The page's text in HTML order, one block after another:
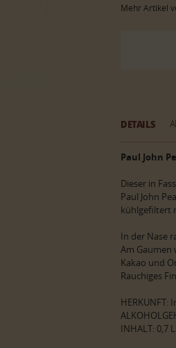
Mehr Artikel
DETAILS
Paul John
Dieser in
Paul John
kühlgefiltert
In der Nase
Am Gaumen
Kakao und
Rauchiges
HERKUNFT:
INHALT: 0,7